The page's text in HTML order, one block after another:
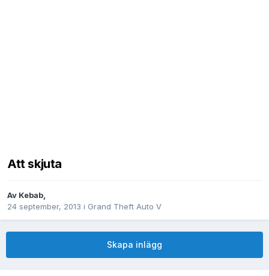
Att skjuta
Av Kebab,
24 september, 2013 i Grand Theft Auto V
Skapa inlägg